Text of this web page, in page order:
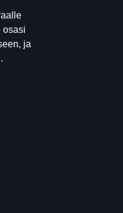
osasi
ja